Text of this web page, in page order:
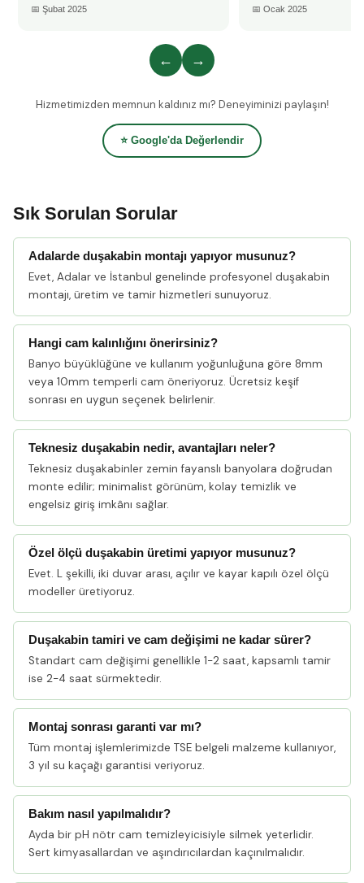
📅 Şubat 2025 📅 Ocak 2025
← →
Hizmetimizden memnun kaldınız mı? Deneyiminizi paylaşın!
⭐ Google'da Değerlendir
Sık Sorulan Sorular
Adalarde duşakabin montajı yapıyor musunuz?
Evet, Adalar ve İstanbul genelinde profesyonel duşakabin
montajı, üretim ve tamir hizmetleri sunuyoruz.
Hangi cam kalınlığını önerirsiniz?
Banyo büyüklüğüne ve kullanım yoğunluğuna göre 8mm
veya 10mm temperli cam öneriyoruz. Ücretsiz keşif
sonrası en uygun seçenek belirlenir.
Teknesiz duşakabin nedir, avantajları neler?
Teknesiz duşakabinler zemin fayanslı banyolara doğrudan
monte edilir; minimalist görünüm, kolay temizlik ve
engelsiz giriş imkânı sağlar.
Özel ölçü duşakabin üretimi yapıyor musunuz?
Evet. L şekilli, iki duvar arası, açılır ve kayar kapılı özel ölçü
modeller üretiyoruz.
Duşakabin tamiri ve cam değişimi ne kadar sürer?
Standart cam değişimi genellikle 1-2 saat, kapsamlı tamir
ise 2-4 saat sürmektedir.
Montaj sonrası garanti var mı?
Tüm montaj işlemlerimizde TSE belgeli malzeme kullanıyor,
3 yıl su kaçağı garantisi veriyoruz.
Bakım nasıl yapılmalıdır?
Ayda bir pH nötr cam temizleyicisiyle silmek yeterlidir.
Sert kimyasallardan ve aşındırıcılardan kaçınılmalıdır.